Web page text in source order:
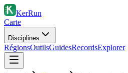
KerRun
Carte
Disciplines
RégionsOutilsGuidesRecordsExplorer